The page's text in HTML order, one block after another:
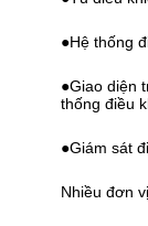
●Hệ thống
●Giao diện
thống điều
●Giám sát
Nhiều đơn